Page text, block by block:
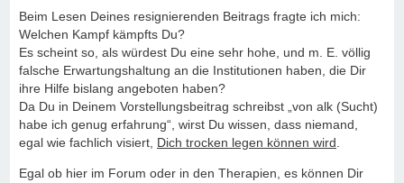
Beim Lesen Deines resignierenden Beitrags fragte ich mich:
Welchen Kampf kämpfts Du?
Es scheint so, als würdest Du eine sehr hohe, und m. E. völlig
falsche Erwartungshaltung an die Institutionen haben, die Dir
ihre Hilfe bislang angeboten haben?
Da Du in Deinem Vorstellungsbeitrag schreibst „von alk (Sucht)
habe ich genug erfahrung“, wirst Du wissen, dass niemand,
egal wie fachlich visiert, Dich trocken legen können wird
Egal ob hier im Forum oder in den Therapien, es können Dir